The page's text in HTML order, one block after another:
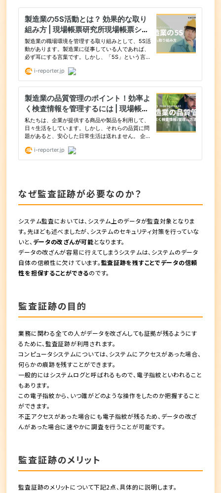
なぜ監査証跡が必要なのか？
システム監査においては、 システム上のデータが監査対象 となりま
す。先ほども述べましたが、システムのセキュリティ対策を行っていな
いと、 データの改ざんが可能となります。
データの改ざんが容易に行えてしまうシステムは、システムのデータ
自体の信頼性に欠けています。監査証跡を残すことでデータの信頼
性を担保することができるのです。
監査証跡の目的
業務に関わる全ての人がデータを改ざんしても証拠が残るようにす
るために、監査証跡が利用されます。
コンピュータシステムについては、システムにアクセスがあった場合、
何らかの痕跡を残すことができます。
一般的にはシステムログと呼ばれるもので、電子指紋といわれること
もあります。
この電子指紋から、いつ誰がどのような操作をしたのか把握すること
ができます。
不正アクセスがあった場合にも電子指紋が残るため、データの改ざ
んがあった場合に速やかに調査を行うことが可能です。
監査証跡のメリット
監査証跡のメリットについて下記2点、具体的に説明します。